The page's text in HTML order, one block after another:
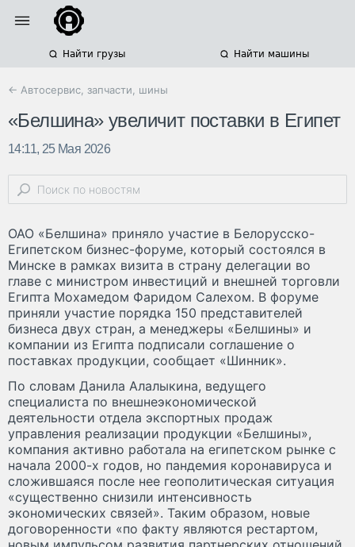
Найти грузы Найти машины
← Автосервис, запчасти, шины
«Белшина» увеличит поставки в Египет
14:11, 25 Мая 2026
ОАО «Белшина» приняло участие в Белорусско-
Египетском бизнес-форуме, который состоялся в
Минске в рамках визита в страну делегации во
главе с министром инвестиций и внешней торговли
Египта Мохамедом Фаридом Салехом. В форуме
приняли участие порядка 150 представителей
бизнеса двух стран, а менеджеры «Белшины» и
компании из Египта подписали соглашение о
поставках продукции, сообщает «Шинник».
По словам Данила Алалыкина, ведущего
специалиста по внешнеэкономической
деятельности отдела экспортных продаж
управления реализации продукции «Белшины»,
компания активно работала на египетском рынке с
начала 2000-х годов, но пандемия коронавируса и
сложившаяся после нее геополитическая ситуация
«существенно снизили интенсивность
экономических связей». Таким образом, новые
договоренности «по факту являются рестартом,